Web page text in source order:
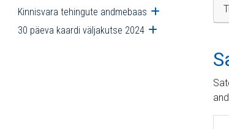
Kinnisvara tehingute andmebaas Ava
30 päeva kaardi väljakutse 2024 Ava alammenüü